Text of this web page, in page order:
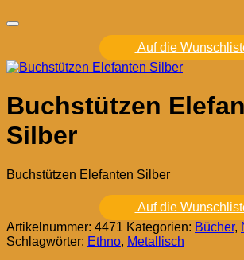
Auf die
Buchstützen
Silber
Buchstützen Elefanten Silber
Auf die
Artikelnummer: 4471 Kategorien: Bücher,
Schlagwörter: Ethno, Metallisch